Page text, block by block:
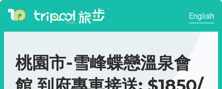
English
桃園市-雪峰蝶戀溫泉會